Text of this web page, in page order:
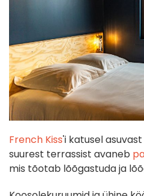
French Kiss'i katusel
suurest terrassist avaneb
mis tõotab lõõgastuda ja